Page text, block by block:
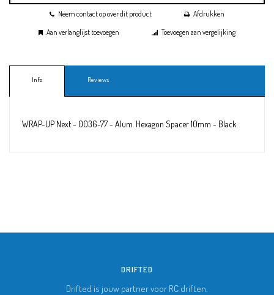
Neem contact op over dit product
Afdrukken
Aan verlanglijst toevoegen
Toevoegen aan vergelijking
Info Reviews
WRAP-UP Next - 0036-77 - Alum. Hexagon Spacer 10mm - Black
DRIFTED
Drifted is jouw partner voor RC driften.